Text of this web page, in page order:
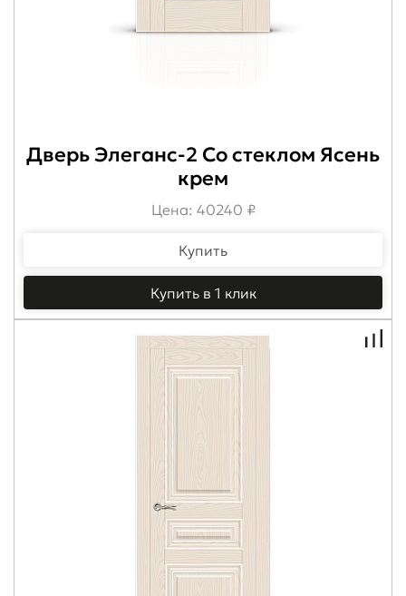
Дверь Элеганс-2 Со стеклом Ясень
крем
Цена: 40240 ₽
Купить
Купить в 1 клик